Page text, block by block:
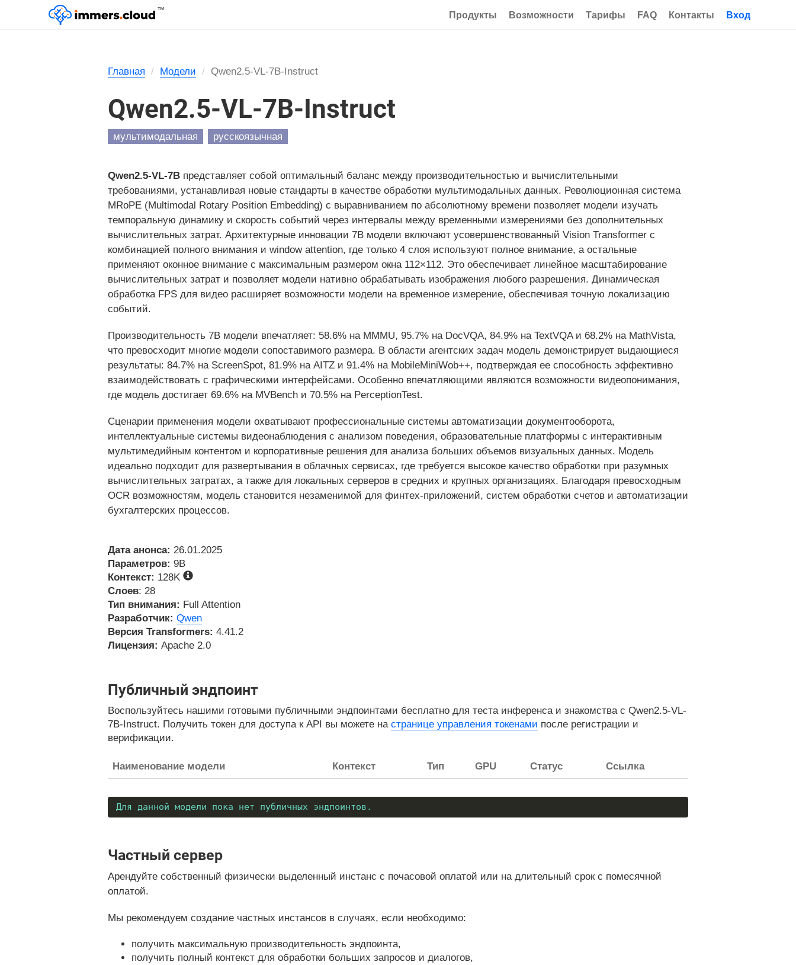
™ Продукты Возможности Тарифы FAQ Контакты Вход
Главная Модели Qwen2.5-VL-7B-Instruct
Qwen2.5-VL-7B-Instruct
мультимодальная русскоязычная
Qwen2.5-VL-7B представляет собой оптимальный баланс между производительностью и вычислительными
требованиями, устанавливая новые стандарты в качестве обработки мультимодальных данных. Революционная система
MRoPE (Multimodal Rotary Position Embedding) с выравниванием по абсолютному времени позволяет модели изучать
темпоральную динамику и скорость событий через интервалы между временными измерениями без дополнительных
вычислительных затрат. Архитектурные инновации 7B модели включают усовершенствованный Vision Transformer с
комбинацией полного внимания и window attention, где только 4 слоя используют полное внимание, а остальные
применяют оконное внимание с максимальным размером окна 112×112. Это обеспечивает линейное масштабирование
вычислительных затрат и позволяет модели нативно обрабатывать изображения любого разрешения. Динамическая
обработка FPS для видео расширяет возможности модели на временное измерение, обеспечивая точную локализацию
событий.
Производительность 7B модели впечатляет: 58.6% на MMMU, 95.7% на DocVQA, 84.9% на TextVQA и 68.2% на MathVista,
что превосходит многие модели сопоставимого размера. В области агентских задач модель демонстрирует выдающиеся
результаты: 84.7% на ScreenSpot, 81.9% на AITZ и 91.4% на MobileMiniWob++, подтверждая ее способность эффективно
взаимодействовать с графическими интерфейсами. Особенно впечатляющими являются возможности видеопонимания,
где модель достигает 69.6% на MVBench и 70.5% на PerceptionTest.
Сценарии применения модели охватывают профессиональные системы автоматизации документооборота,
интеллектуальные системы видеонаблюдения с анализом поведения, образовательные платформы с интерактивным
мультимедийным контентом и корпоративные решения для анализа больших объемов визуальных данных. Модель
идеально подходит для развертывания в облачных сервисах, где требуется высокое качество обработки при разумных
вычислительных затратах, а также для локальных серверов в средних и крупных организациях. Благодаря превосходным
OCR возможностям, модель становится незаменимой для финтех-приложений, систем обработки счетов и автоматизации
бухгалтерских процессов.
Дата анонса: 26.01.2025
Параметров: 9B
Контекст: 128K
Слоев: 28
Тип внимания: Full Attention
Разработчик: Qwen
Версия Transformers: 4.41.2
Лицензия: Apache 2.0
Публичный эндпоинт
Воспользуйтесь нашими готовыми публичными эндпоинтами бесплатно для теста инференса и знакомства с Qwen2.5-VL-
7B-Instruct. Получить токен для доступа к API вы можете на странице управления токенами после регистрации и
верификации.
Наименование модели Контекст Тип GPU Статус Ссылка
Для данной модели пока нет публичных эндпоинтов.
Частный сервер
Арендуйте собственный физически выделенный инстанс с почасовой оплатой или на длительный срок с помесячной
оплатой.
Мы рекомендуем создание частных инстансов в случаях, если необходимо:
получить максимальную производительность эндпоинта,
получить полный контекст для обработки больших запросов и диалогов,